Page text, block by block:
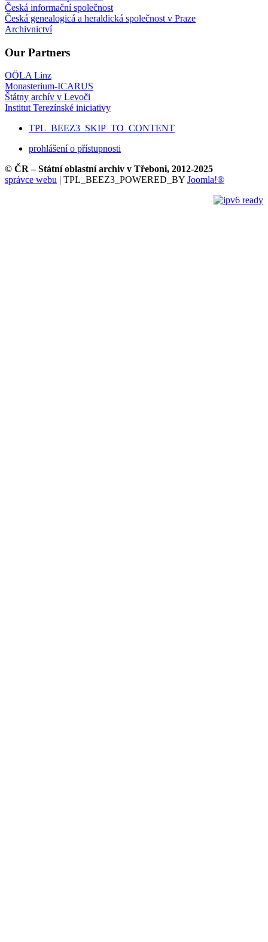
Česká informační společnost
Česká genealogicá a heraldická společnost v Praze
Archivnictví
Our Partners
OÖLA Linz
Monasterium-ICARUS
Štátny archív v Levoči
Institut Terezínské iniciativy
TPL_BEEZ3_SKIP_TO_CONTENT
prohlášení o přístupnosti
© ČR – Státní oblastní archiv v Třeboni, 2012-2025
správce webu | TPL_BEEZ3_POWERED_BY Joomla!®